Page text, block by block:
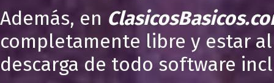
Además, en
completamente libre y estar
descarga de todo software